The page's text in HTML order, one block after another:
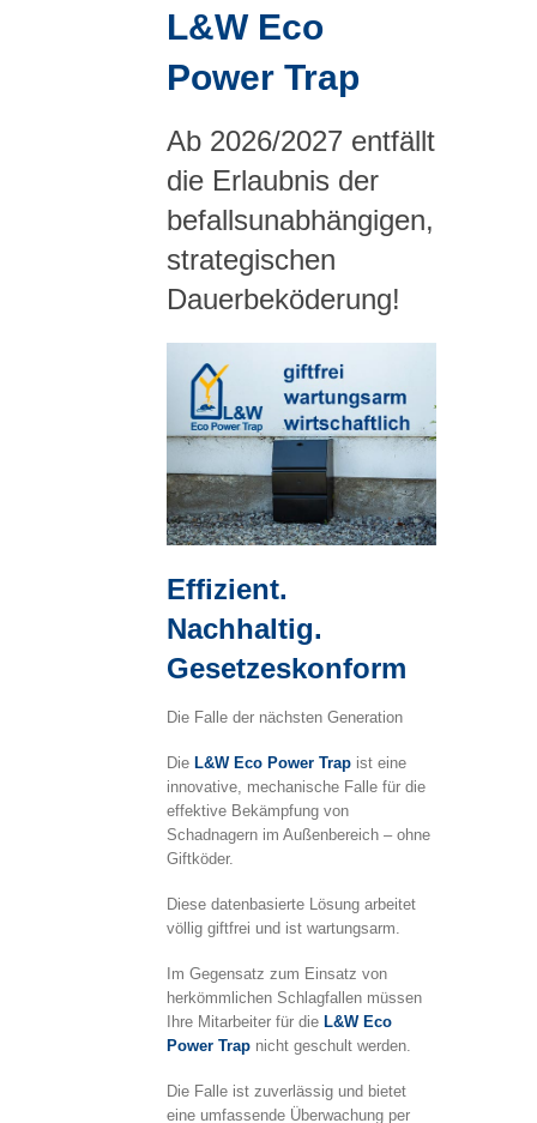
L&W Eco
Power Trap
Ab 2026/2027 entfällt
die Erlaubnis der
befallsunabhängigen,
strategischen
Dauerbeköderung!
Effizient.
Nachhaltig.
Gesetzeskonform
Die Falle der nächsten Generation
Die L&W Eco Power Trap ist eine
innovative, mechanische Falle für die
effektive Bekämpfung von
Schadnagern im Außenbereich – ohne
Giftköder.
Diese datenbasierte Lösung arbeitet
völlig giftfrei und ist wartungsarm.
Im Gegensatz zum Einsatz von
herkömmlichen Schlagfallen müssen
Ihre Mitarbeiter für die L&W Eco
Power Trap nicht geschult werden.
Die Falle ist zuverlässig und bietet
eine umfassende Überwachung per